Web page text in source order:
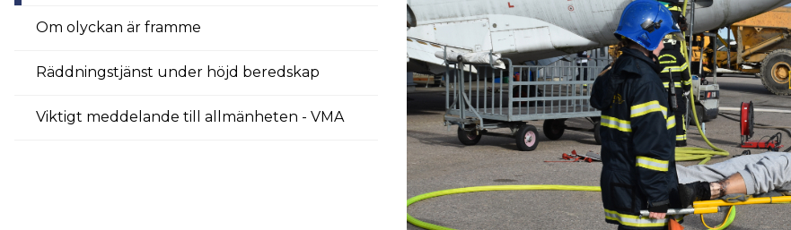
Om olyckan är framme
Räddningstjänst under höjd beredskap
Viktigt meddelande till allmänheten - VMA